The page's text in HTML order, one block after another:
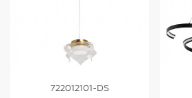
722012101-DS